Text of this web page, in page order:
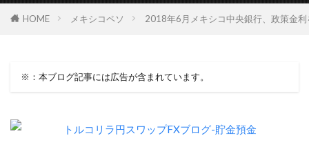
HOME メキシコペソ 2018年6月メキシコ中央銀行、政策金
※：本ブログ記事には広告が含まれています。